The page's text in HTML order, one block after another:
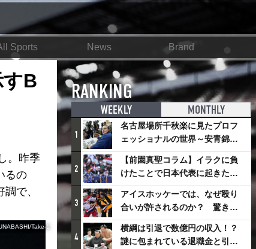
Sports News Brand
B
。昨季
るの
で、
Take-1
RANKING
WEEKLY MONTHLY
1
名古屋場所千秋楽に見たプロフ
ェッショナルの世界～安青錦の
優勝を巡るさまざまなドラマ
2
【前園真聖コラム】イラクに負
けたことで日本代表に起きたプ
ラスとは
3
アイスホッケーでは、なぜ殴り
合いが許されるのか？ 驚きの
「ファイティング」ルールにつ
いて
4
横綱は引退で数億円の収入！？
謎に包まれている退職金と引退